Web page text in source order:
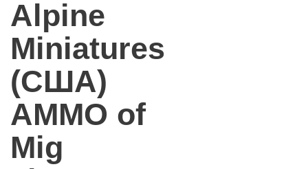
Alpine
Miniatures
(США)
AMMO of
Mig